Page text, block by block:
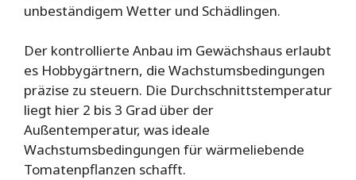
unbeständigem Wetter und Schädlingen.
Der kontrollierte Anbau im Gewächshaus erlaubt
es Hobbygärtnern, die Wachstumsbedingungen
präzise zu steuern. Die Durchschnittstemperatur
liegt hier 2 bis 3 Grad über der
Außentemperatur, was ideale
Wachstumsbedingungen für wärmeliebende
Tomatenpflanzen schafft.